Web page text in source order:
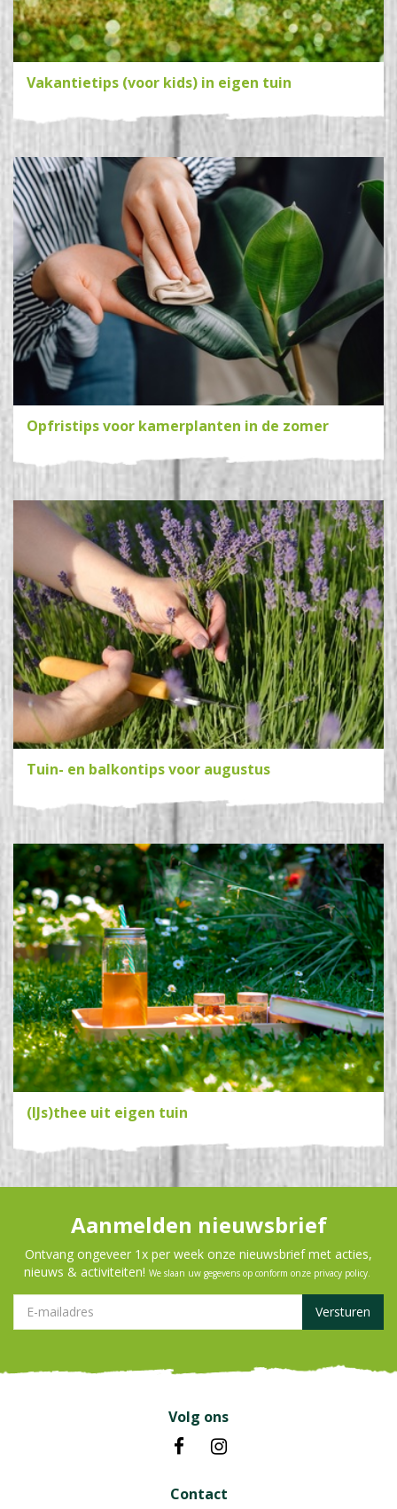
Vakantietips (voor kids) in eigen tuin
Opfristips voor kamerplanten in de zomer
Tuin- en balkontips voor augustus
(IJs)thee uit eigen tuin
Aanmelden nieuwsbrief
Ontvang ongeveer 1x per week onze nieuwsbrief met acties,
nieuws & activiteiten! We slaan uw gegevens op conform onze privacy policy.
Volg ons
Contact